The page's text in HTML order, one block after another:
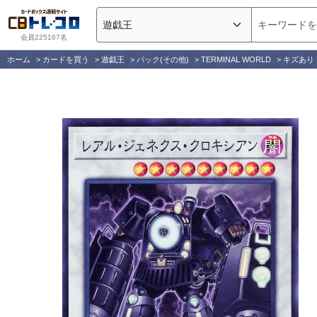
会員225167名
ホーム > カードを買う > 遊戯王 > パック(その他) > TERMINAL WORLD > キズあ